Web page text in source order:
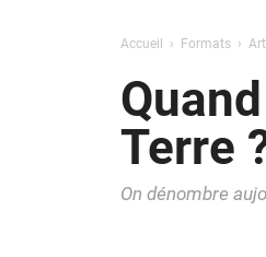
Accueil Formats
Terre
On dénombre